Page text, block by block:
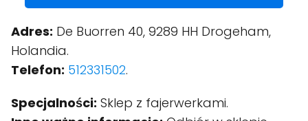
Adres: De Buorren 40, 9289 HH Drogeham,
Holandia.
Telefon: 512331502.
Specjalności: Sklep z fajerwerkami.